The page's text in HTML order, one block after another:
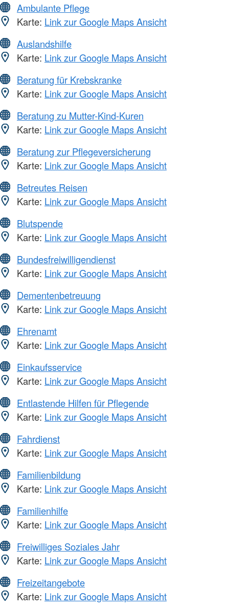
Ambulante Pflege
Karte: Link zur Google Maps Ansicht
Auslandshilfe
Karte: Link zur Google Maps Ansicht
Beratung für Krebskranke
Karte: Link zur Google Maps Ansicht
Beratung zu Mutter-Kind-Kuren
Karte: Link zur Google Maps Ansicht
Beratung zur Pflegeversicherung
Karte: Link zur Google Maps Ansicht
Betreutes Reisen
Karte: Link zur Google Maps Ansicht
Blutspende
Karte: Link zur Google Maps Ansicht
Bundesfreiwilligendienst
Karte: Link zur Google Maps Ansicht
Dementenbetreuung
Karte: Link zur Google Maps Ansicht
Ehrenamt
Karte: Link zur Google Maps Ansicht
Einkaufsservice
Karte: Link zur Google Maps Ansicht
Entlastende Hilfen für Pflegende
Karte: Link zur Google Maps Ansicht
Fahrdienst
Karte: Link zur Google Maps Ansicht
Familienbildung
Karte: Link zur Google Maps Ansicht
Familienhilfe
Karte: Link zur Google Maps Ansicht
Freiwilliges Soziales Jahr
Karte: Link zur Google Maps Ansicht
Freizeitangebote
Karte: Link zur Google Maps Ansicht